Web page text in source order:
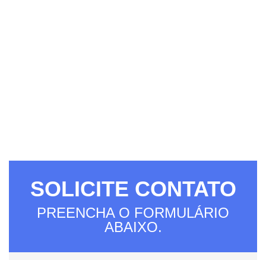
SOLICITE CONTATO
PREENCHA O FORMULÁRIO
ABAIXO.